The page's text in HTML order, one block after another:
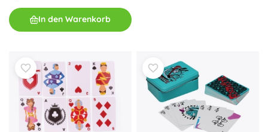
In den Warenkorb